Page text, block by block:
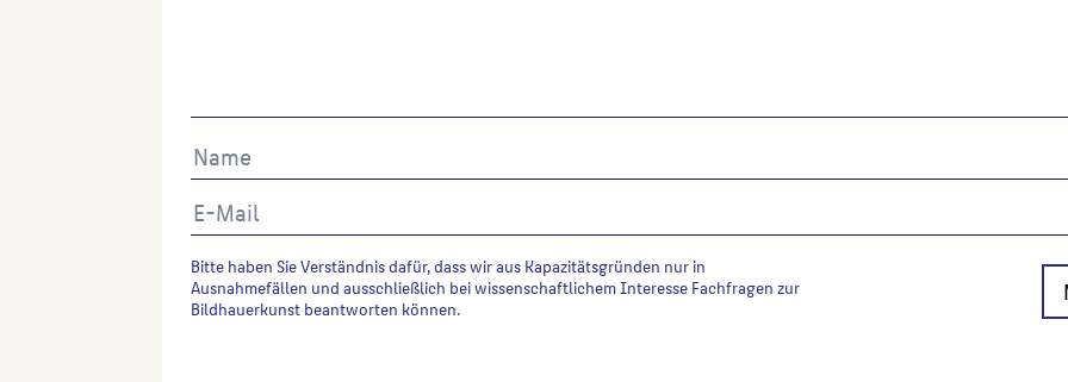
Bitte haben Sie Verständnis dafür, dass wir aus Kapazitätsgründen nur in
Ausnahmefällen und ausschließlich bei wissenschaftlichem Interesse Fachfragen zur
Bildhauerkunst beantworten können.